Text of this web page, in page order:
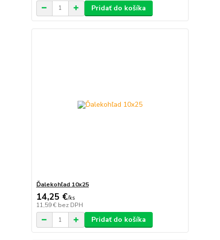
Pridať do košíka
Ďalekohľad 10x25
14,25 €/ks
11,59 € bez DPH
Pridať do košíka